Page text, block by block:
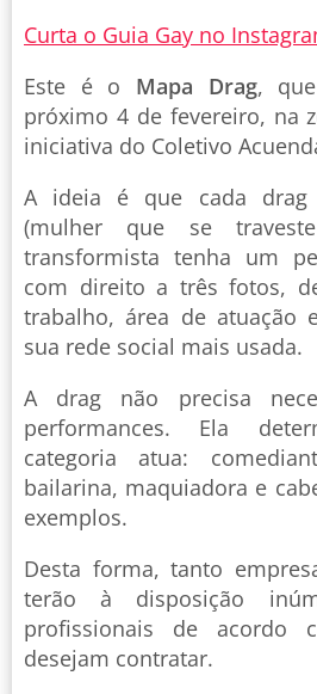
Curta o Guia Gay no
Este é o Mapa Drag,
próximo 4 de fevereiro, na
iniciativa do Coletivo
A ideia é que cada drag
(mulher que se
transformista tenha um
com direito a três fotos,
trabalho, área de atuação
sua rede social mais usada.
A drag não precisa
performances. Ela
categoria atua:
bailarina, maquiadora e
exemplos.
Desta forma, tanto
terão à disposição
profissionais de acordo
desejam contratar.